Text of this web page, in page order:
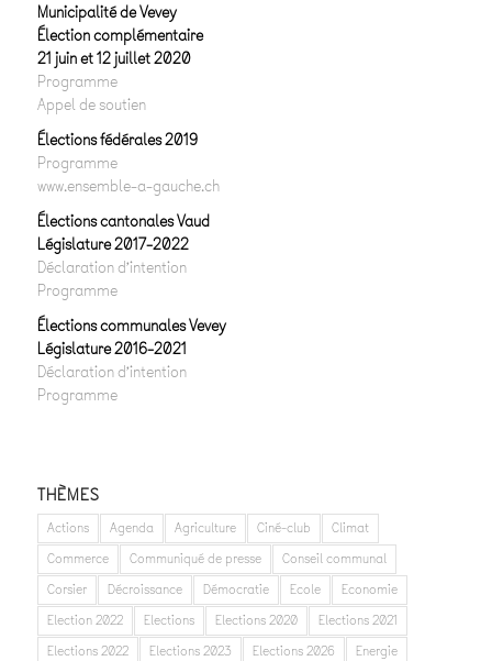
Municipalité de Vevey
Élection complémentaire
21 juin et 12 juillet 2020
Programme
Appel de soutien
Élections fédérales 2019
Programme
www.ensemble-a-gauche.ch
Élections cantonales Vaud
Législature 2017-2022
Déclaration d’intention
Programme
Élections communales Vevey
Législature 2016-2021
Déclaration d’intention
Programme
THÈMES
Actions Agenda Agriculture Ciné-club
Climat
Commerce
Communiqué de presse
Conseil communal
Corsier
Décroissance Démocratie Ecole
Economie
Election 2022
Elections Elections 2020
Elections 2021
Elections 2022
Elections 2023 Elections 2026
Energie